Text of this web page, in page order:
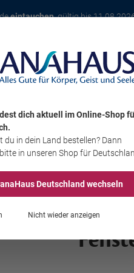
eintauchen, gültig bis
Karte
Wohnambiente
dich aktuell im Online-Shop
.
du in dein Land bestellen? Dann
in unseren Shop für
Deutschland wechseln
Nicht wieder anzeigen